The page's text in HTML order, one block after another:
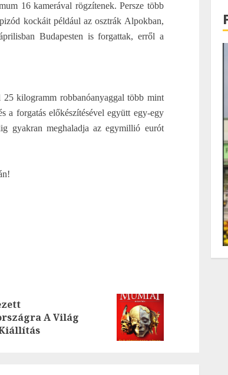
16 kamerával rögzítenek. Persze több
kockáit például az osztrák Alpokban,
Budapesten is forgattak, erről a
kilogramm robbanóanyaggal több mint
a forgatás előkészítésével együtt egy-egy
gyakran meghaladja az egymillió eurót
A Világ